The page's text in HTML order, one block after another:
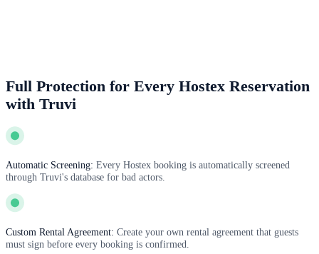
Full Protection for Every Hostex Reservation
with Truvi
Automatic Screening: Every Hostex booking is automatically screened
through Truvi's database for bad actors.
Custom Rental Agreement: Create your own rental agreement that guests
must sign before every booking is confirmed.